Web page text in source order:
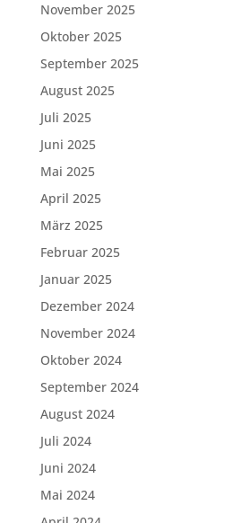
November 2025
Oktober 2025
September 2025
August 2025
Juli 2025
Juni 2025
Mai 2025
April 2025
März 2025
Februar 2025
Januar 2025
Dezember 2024
November 2024
Oktober 2024
September 2024
August 2024
Juli 2024
Juni 2024
Mai 2024